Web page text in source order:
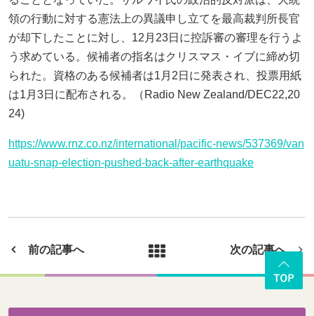
領の行動に対する憲法上の異議申し立てを最高裁判所長官
が却下したことに対し、12月23日に控訴審の審理を行うよ
う求めている。候補者の指名はクリスマス・イブに締め切
られた。資格のある候補者は1月2日に発表され、投票用紙
は1月3日に配布される。（Radio New Zealand/DEC22,20
24)
https://www.rnz.co.nz/international/pacific-news/537369/van
uatu-snap-election-pushed-back-after-earthquake
前の記事へ 次の記事へ